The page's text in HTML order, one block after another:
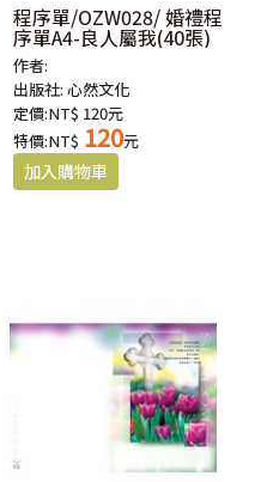
程序單/OZW028/ 婚禮程
序單A4-良人屬我(40張)
作者:
出版社:心然文化
定價:NT$ 120元
特價:NT$ 120元